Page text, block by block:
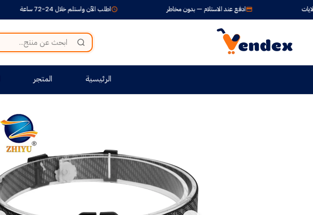
اطلب الآن واستلم خلال 24-72 ساعة ادفع عند الاستلام — بدون مخاطر
الرئيسية المتجر